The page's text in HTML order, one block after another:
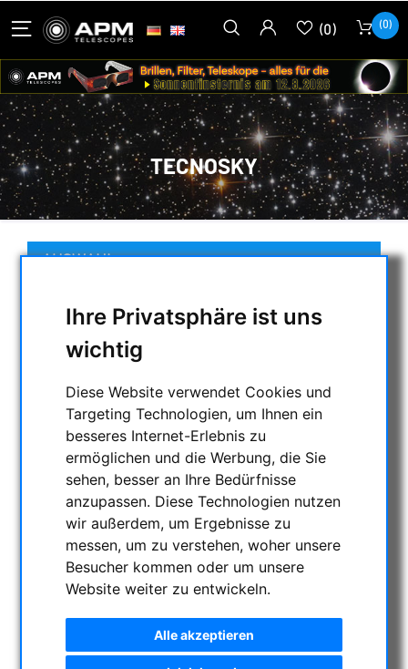
Ihre Privatsphäre ist uns
wichtig
Diese Website verwendet Cookies und
Targeting Technologien, um Ihnen ein
besseres Internet-Erlebnis zu
ermöglichen und die Werbung, die Sie
sehen, besser an Ihre Bedürfnisse
anzupassen. Diese Technologien nutzen
wir außerdem, um Ergebnisse zu
messen, um zu verstehen, woher unsere
Besucher kommen oder um unsere
Website weiter zu entwickeln.
Alle akzeptieren
(0) (0)
TECNOSKY
AUSWAHL
ENTFERNUNGSMESSER
AKTUELLE ANGEBOTE
SECONDHAND & LAGERBESTAND
APM PRODUKTE
ASTROEINSTIEG
SONNENBEOBACHTUNG
FERNGLÄSER, SPEKTIVE
CMOS & CCD KAMERAS